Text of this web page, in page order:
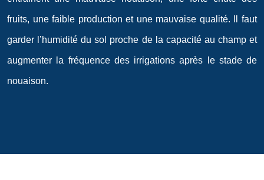
fruits, une faible production et une mauvaise qualité. Il faut
garder l’humidité du sol proche de la capacité au champ et
augmenter la fréquence des irrigations après le stade de
nouaison.